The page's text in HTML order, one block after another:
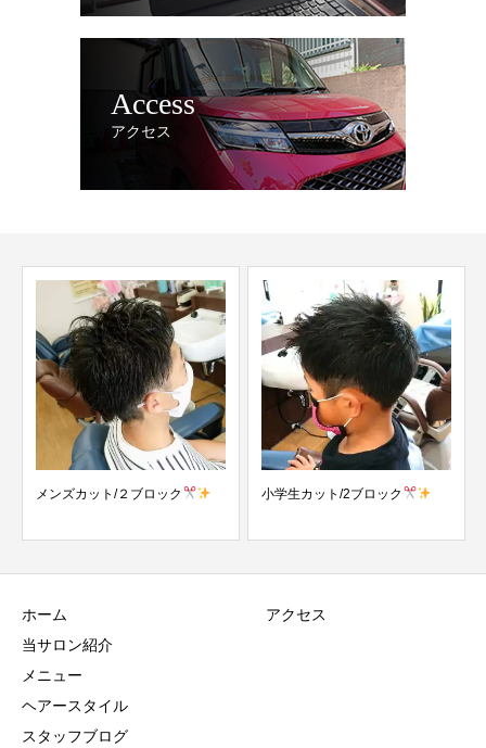
Access
アクセス
小学生カット/2ブロック メンズスタイル/ソフトモヒカン
ホーム
当サロン紹介
メニュー
ヘアースタイル
スタッフブログ
アクセス